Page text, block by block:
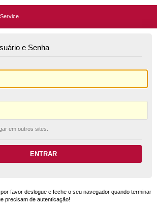
e Senha
em outros sites.
favor deslogue e feche o seu navegador quando terminar
precisam de autenticação!